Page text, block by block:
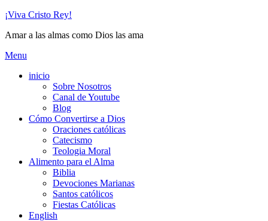
Skip
content
¡Viva Cristo Rey!
Amar a las almas como Dios las ama
Menu
inicio
Sobre Nosotros
Canal de Youtube
Blog
Cómo Convertirse a Dios
Oraciones católicas
Catecismo
Teologia Moral
Alimento para el Alma
Biblia
Devociones Marianas
Santos católicos
Fiestas Católicas
English